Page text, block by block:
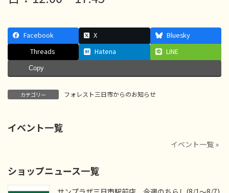
Facebook X
Bluesky
Threads
Hatena LINE
Copy
カテゴリー フォレスト三日市からのお知らせ
イベント一覧
イベント一覧 »
ショップニュース一覧